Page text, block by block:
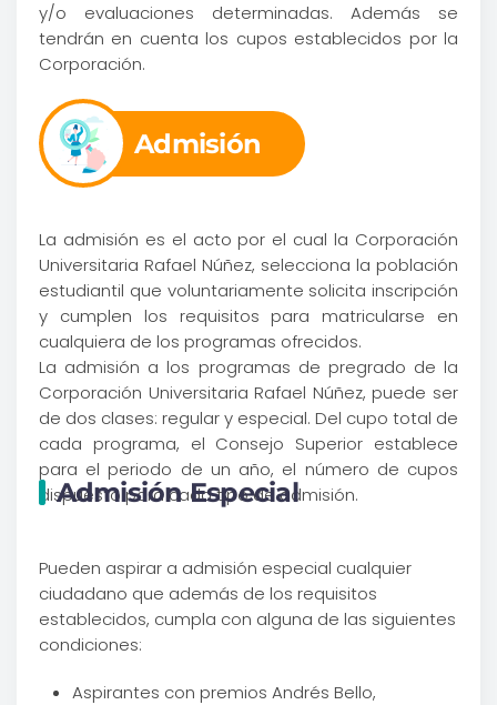
y/o evaluaciones determinadas. Además se
tendrán en cuenta los cupos establecidos por la
Corporación.
Admisión
La admisión es el acto por el cual la Corporación
Universitaria Rafael Núñez, selecciona la población
estudiantil que voluntariamente solicita inscripción
y cumplen los requisitos para matricularse en
cualquiera de los programas ofrecidos.
La admisión a los programas de pregrado de la
Corporación Universitaria Rafael Núñez, puede ser
de dos clases: regular y especial. Del cupo total de
cada programa, el Consejo Superior establece
para el periodo de un año, el número de cupos
dispuesto para cada tipo de admisión.
Admisión Especial
Pueden aspirar a admisión especial cualquier
ciudadano que además de los requisitos
establecidos, cumpla con alguna de las siguientes
condiciones:
Aspirantes con premios Andrés Bello,